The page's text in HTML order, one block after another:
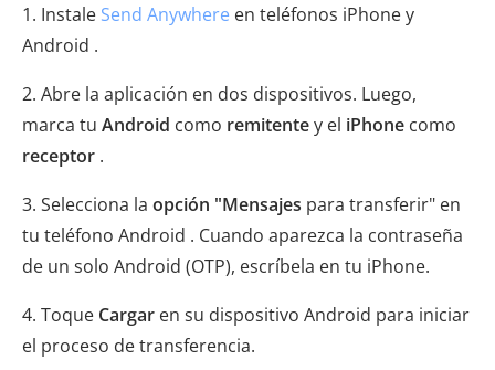
1. Instale Send Anywhere en teléfonos iPhone y
Android .
2. Abre la aplicación en dos dispositivos. Luego,
marca tu Android como remitentey el iPhone como
receptor .
3. Selecciona la opción "Mensajes para transferir" en
tu teléfono Android . Cuando aparezca la contraseña
de un solo Android (OTP), escríbela en tu iPhone.
4. Toque Cargar en su dispositivo Android para iniciar
el proceso de transferencia.